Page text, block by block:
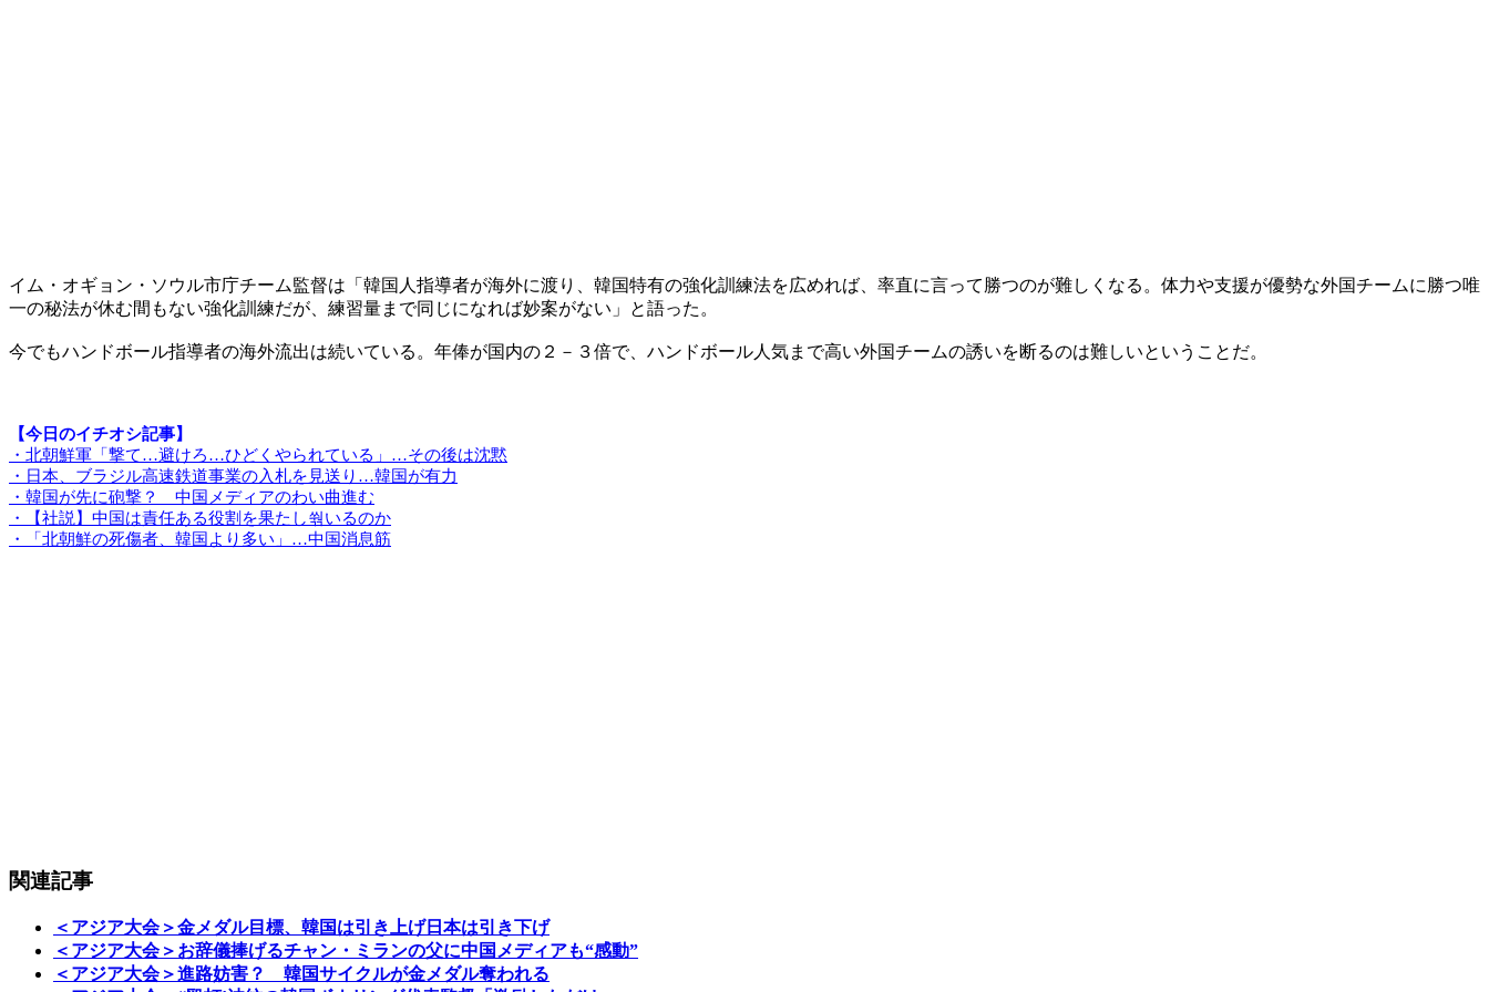
イム・オギョン・ソウル市庁チーム監督は「韓国人指導者が海外に渡り、韓国特有の強化訓練法を広めれば、率直に言って勝つのが難しくなる。体力や支援が優勢な外国チームに勝つ唯
一の秘法が休む間もない強化訓練だが、練習量まで同じになれば妙案がない」と語った。
今でもハンドボール指導者の海外流出は続いている。年俸が国内の２－３倍で、ハンドボール人気まで高い外国チームの誘いを断るのは難しいということだ。
【今日のイチオシ記事】
・北朝鮮軍「撃て…避けろ…ひどくやられている」…その後は沈黙
・日本、ブラジル高速鉄道事業の入札を見送り…韓国が有力
・韓国が先に砲撃？ 中国メディアのわい曲進む
・【社説】中国は責任ある役割を果たし쒂いるのか
・「北朝鮮の死傷者、韓国より多い」…中国消息筋
関連記事
＜アジア大会＞金メダル目標、韓国は引き上げ日本は引き下げ
＜アジア大会＞お辞儀捧げるチャン・ミランの父に中国メディアも“感動”
＜アジア大会＞進路妨害？ 韓国サイクルが金メダル奪われる